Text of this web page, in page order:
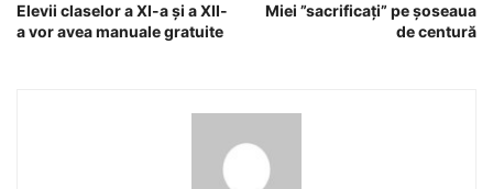
Elevii claselor a XI-a și a XII-
a vor avea manuale gratuite
Miei ”sacrificați” pe șoseaua
de centură